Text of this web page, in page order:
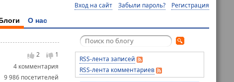
Вход на сайт Забыли пароль? Регистрация
О нас
2
1
4 комментария
9 986 посетителей
RSS-лента записей
RSS-лента комментариев